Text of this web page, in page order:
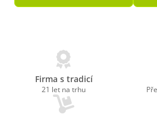
Firma s tradicí
21 let na trhu